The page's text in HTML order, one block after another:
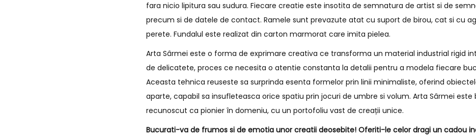
fara nicio lipitura sau sudura. Fiecare creatie este insotita de semnatura de artist si de
precum si de datele de contact. Ramele sunt prevazute atat cu suport de birou, cat si cu
perete. Fundalul este realizat din carton marmorat care imita pielea.
Arta Sârmei este o forma de exprimare creativa ce transforma un material industrial rigid
de delicatete, proces ce necesita o atentie constanta la detalii pentru a modela fiecare
Aceasta tehnica reuseste sa surprinda esenta formelor prin linii minimaliste, oferind
aparte, capabil sa insufleteasca orice spatiu prin jocuri de umbre si volum. Arta Sârmei este
recunoscut ca pionier în domeniu, cu un portofoliu vast de creații unice.
Bucurati-va de frumos si de emotia unor creatii deosebite! Oferiti-le celor dragi un cadou